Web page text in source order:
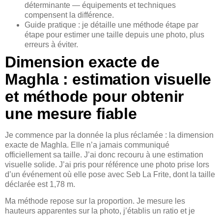
déterminante — équipements et techniques
compensent la différence.
Guide pratique : je détaille une méthode étape par
étape pour estimer une taille depuis une photo, plus
erreurs à éviter.
Dimension exacte de
Maghla : estimation visuelle
et méthode pour obtenir
une mesure fiable
Je commence par la donnée la plus réclamée : la dimension
exacte de Maghla. Elle n’a jamais communiqué
officiellement sa taille. J’ai donc recouru à une estimation
visuelle solide. J’ai pris pour référence une photo prise lors
d’un événement où elle pose avec Seb La Frite, dont la taille
déclarée est 1,78 m.
Ma méthode repose sur la proportion. Je mesure les
hauteurs apparentes sur la photo, j’établis un ratio et je